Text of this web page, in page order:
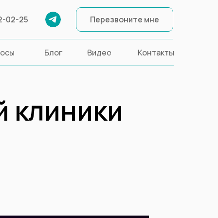
Перезвоните мне
Блог Видео Контакты
02-25 Перезвоните мне
02-25
клиники